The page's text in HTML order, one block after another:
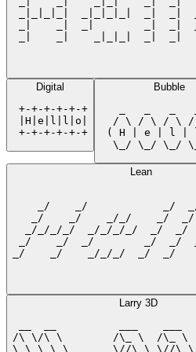
Digital
+-+-+-+-+-+
|H|e|l|l|o|
+-+-+-+-+-+
Bubble
/ \ / \ / \
( H | e | l |
\_/ \_/ \_/
Lean
_/    _/
_/    _/    _/_/    _/
_/_/_/_/  _/_/_/_/  _/
_/    _/  _/        _/
_/    _/    _/_/_/  _/
Larry 3D
/\ \/\ \        /\_ \
\ \ \_\ \     __\//\ \ \//\